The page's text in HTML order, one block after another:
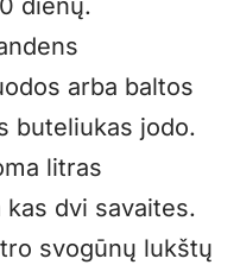
dienų.
arba baltos
buteliukas jodo.
litras
dvi savaites.
svogūnų lukštų